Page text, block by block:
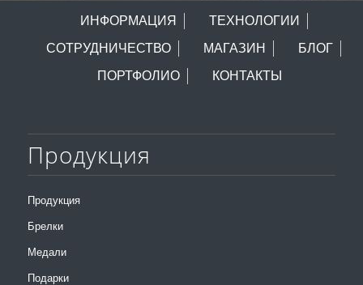
ИНФОРМАЦИЯ
ТЕХНОЛОГИИ
СОТРУДНИЧЕСТВО
МАГАЗИН
БЛОГ
ПОРТФОЛИО
КОНТАКТЫ
Продукция
Продукция
Брелки
Медали
Подарки